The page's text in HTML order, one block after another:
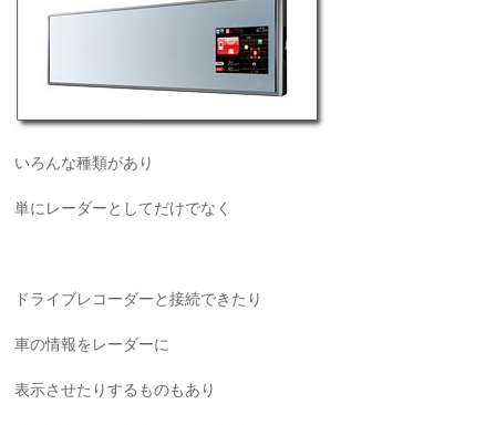
いろんな種類があり
単にレーダーとしてだけでなく
ドライブレコーダーと接続できたり
車の情報をレーダーに
表示させたりするものもあり